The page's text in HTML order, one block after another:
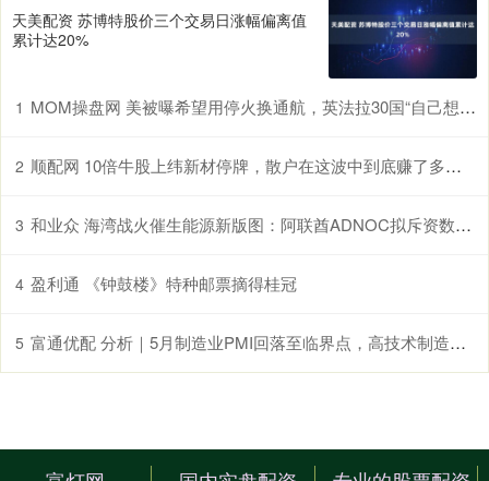
天美配资 苏博特股价三个交易日涨幅偏离值
累计达20%
1 MOM操盘网 美被曝希望用停火换通航，英法拉30国“自己想办法”
2 顺配网 10倍牛股上纬新材停牌，散户在这波中到底赚了多少？
3 和业众 海湾战火催生能源新版图：阿联酋ADNOC拟斥资数百亿美元布局美国天然气业务
4 盈利通 《钟鼓楼》特种邮票摘得桂冠
5 富通优配 分析｜5月制造业PMI回落至临界点，高技术制造业PMI连续16个月位于扩张区间